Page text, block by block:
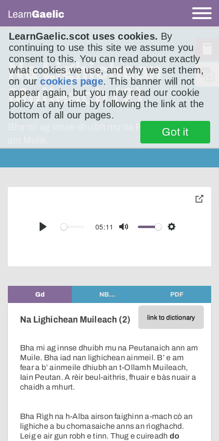
LearnGaelic.scot uses cookies. By
continuing to use this site we assume you
consent to this. You can read about exactly
what cookies we use, and why we set them,
on ourcookies page. This banner will not
appear again, but you may read our cookie
policy at any time by following the link at the
bottom of all our pages.
Got it
LearnGaelic
Na Lighichean
Muileach (2)
Bha mi ag innse dhuibh mu na Peutanaich ann
Play
05:11
Mute Settings
toggle
Gd NB… PDF
link to dictionary
Na Lighichean Muileach (2)
Bha mi ag innse dhuibh mu na Peutanaich ann am
Muile. Bha iad nan lighichean ainmeil. B’ e am
fear a b’ ainmeile dhiubh an t-Ollamh Muileach,
Iain Peutan. A rèir beul-aithris, fhuair e bàs nuair a
chaidh a mhurt.
Bha Rìgh na h-Alba airson faighinn a-mach cò an
lighiche a bu chomasaiche anns an rìoghachd.
Leig e air gun robh e tinn. Thug e cuireadh do